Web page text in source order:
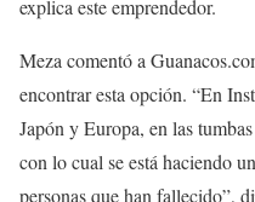
explica este emprendedor.
Meza comentó a
encontrar esta opción. “En
Japón y Europa, en las
con lo cual se está haciendo
personas que han fallecido”,